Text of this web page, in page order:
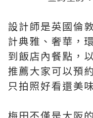
設計師是英國倫
計典雅、奢華，
到飯店內餐點，
推薦大家可以預
只拍照好看還美